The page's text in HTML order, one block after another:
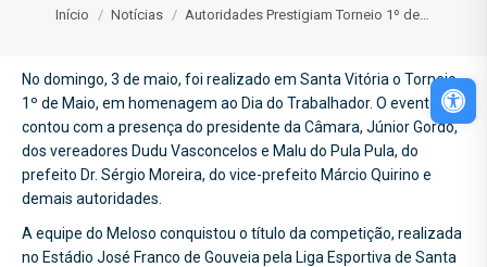
Início Notícias Autoridades Prestigiam Torneio 1º de…
No domingo, 3 de maio, foi realizado em Santa Vitória o Torneio
1º de Maio, em homenagem ao Dia do Trabalhador. O evento
contou com a presença do presidente da Câmara, Júnior Gordo,
dos vereadores Dudu Vasconcelos e Malu do Pula Pula, do
prefeito Dr. Sérgio Moreira, do vice-prefeito Márcio Quirino e
demais autoridades.
A equipe do Meloso conquistou o título da competição, realizada
no Estádio José Franco de Gouveia pela Liga Esportiva de Santa